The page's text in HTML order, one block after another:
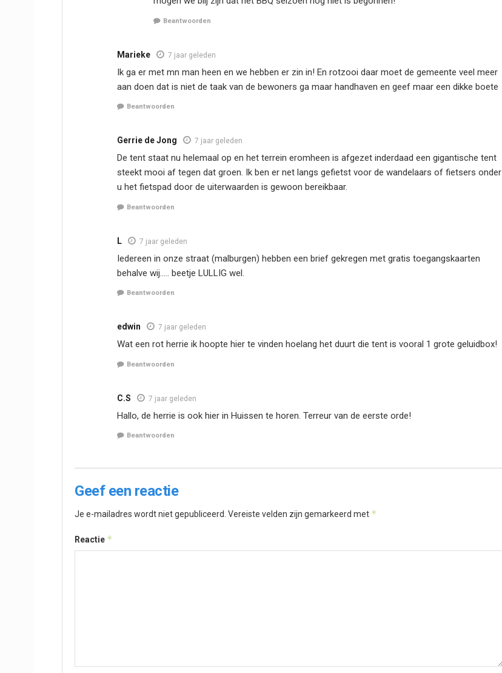
Beantwoorden
Marieke 7 jaar geleden
Ik ga er met mn man heen en we hebben er zin in! En rotzooi daar moet de gemeente veel meer
aan doen dat is niet de taak van de bewoners ga maar handhaven en geef maar een dikke boete
Beantwoorden
Gerrie de Jong 7 jaar geleden
De tent staat nu helemaal op en het terrein eromheen is afgezet inderdaad een gigantische tent
steekt mooi af tegen dat groen. Ik ben er net langs gefietst voor de wandelaars of fietsers onder
u het fietspad door de uiterwaarden is gewoon bereikbaar.
Beantwoorden
L 7 jaar geleden
Iedereen in onze straat (malburgen) hebben een brief gekregen met gratis toegangskaarten
behalve wij….. beetje LULLIG wel.
Beantwoorden
edwin 7 jaar geleden
Wat een rot herrie ik hoopte hier te vinden hoelang het duurt die tent is vooral 1 grote geluidbox!
Beantwoorden
C.S 7 jaar geleden
Hallo, de herrie is ook hier in Huissen te horen. Terreur van de eerste orde!
Beantwoorden
Geef een reactie
Je e-mailadres wordt niet gepubliceerd. Vereiste velden zijn gemarkeerd met *
Reactie *